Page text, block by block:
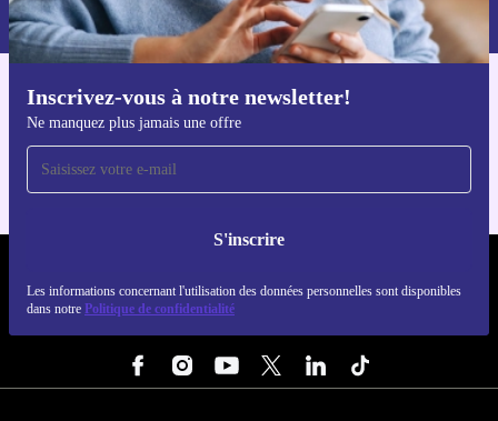
Inscrivez-vous à notre newsletter!
Ne manquez plus jamais une offre
S'inscrire
Les informations concernant l'utilisation des données personnelles sont disponibles
dans notre Politique de confidentialité
dans notre
politique de confidentialité.
Téléchargez l'application refurbed
Pour iOS et Android